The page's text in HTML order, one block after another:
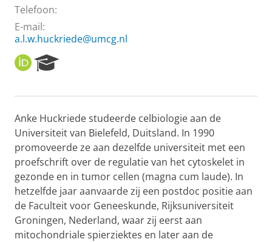
Telefoon:
E-mail:
a.l.w.huckriede@umcg.nl
O
R
I
e
r
c
h
P
o
r
t
a
l
Anke Huckriede studeerde celbiologie aan de
Universiteit van Bielefeld, Duitsland. In 1990
promoveerde ze aan dezelfde universiteit met een
proefschrift over de regulatie van het cytoskelet in
gezonde en in tumor cellen (magna cum laude). In
hetzelfde jaar aanvaarde zij een postdoc positie aan
de Faculteit voor Geneeskunde, Rijksuniversiteit
Groningen, Nederland, waar zij eerst aan
mitochondriale spierziektes en later aan de